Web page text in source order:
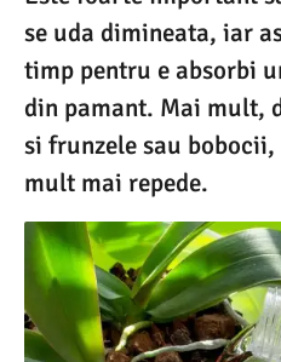
se uda dimineata, iar
timp pentru e absorbi
din pamant. Mai mult,
si frunzele sau bobocii,
mult mai repede.